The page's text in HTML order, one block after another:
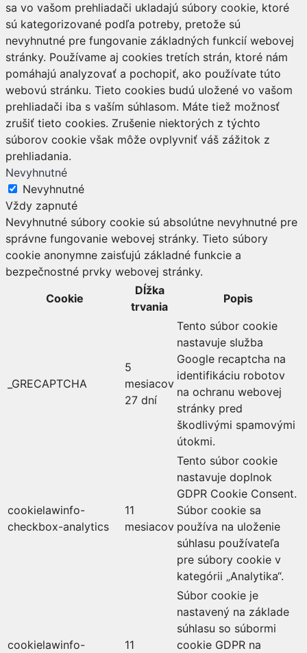
sa vo vašom prehliadači ukladajú súbory cookie, ktoré
sú kategorizované podľa potreby, pretože sú
nevyhnutné pre fungovanie základných funkcií webovej
stránky. Používame aj cookies tretích strán, ktoré nám
pomáhajú analyzovať a pochopiť, ako používate túto
webovú stránku. Tieto cookies budú uložené vo vašom
prehliadači iba s vaším súhlasom. Máte tiež možnosť
zrušiť tieto cookies. Zrušenie niektorých z týchto
súborov cookie však môže ovplyvniť váš zážitok z
prehliadania.
Nevyhnutné
Nevyhnutné
Vždy zapnuté
Nevyhnutné súbory cookie sú absolútne nevyhnutné pre
správne fungovanie webovej stránky. Tieto súbory
cookie anonymne zaisťujú základné funkcie a
bezpečnostné prvky webovej stránky.
Cookie
Dĺžka
trvania
Popis
_GRECAPTCHA
5
mesiacov
27 dní
Tento súbor cookie
nastavuje služba
Google recaptcha na
identifikáciu robotov
na ochranu webovej
stránky pred
škodlivými spamovými
útokmi.
cookielawinfo-
checkbox-analytics
11
mesiacov
Tento súbor cookie
nastavuje doplnok
GDPR Cookie Consent.
Súbor cookie sa
používa na uloženie
súhlasu používateľa
pre súbory cookie v
kategórii „Analytika“.
cookielawinfo-
11
Súbor cookie je
nastavený na základe
súhlasu so súbormi
cookie GDPR na